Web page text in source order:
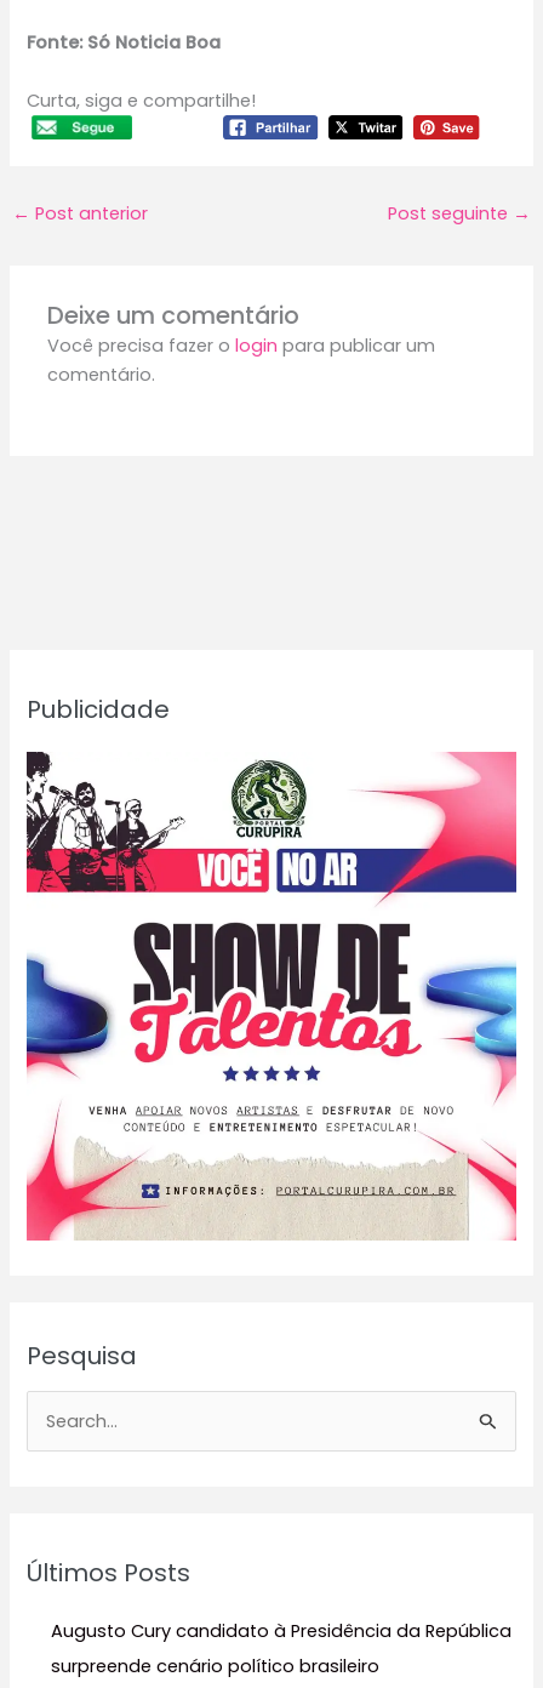
Publicidade
Pesquisa
iÚltimos Posts
Augusto Cury candidato à Presidência da República
surpreende cenário político brasileiro
Fonte: Só Noticia Boa
Curta, siga e compartilhe!
← Post anterior Post seguinte →
Deixe um comentário
Você precisa fazer ologin para publicar um
comentário.